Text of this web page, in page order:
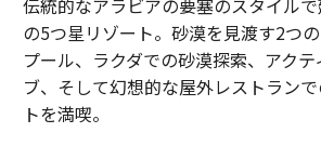
伝統的なアラビアの要塞のスタイル
の5つ星リゾート。砂漠を見渡す2つ
プール、ラクダでの砂漠探索、アク
ブ、そして幻想的な屋外レストラン
トを満喫。